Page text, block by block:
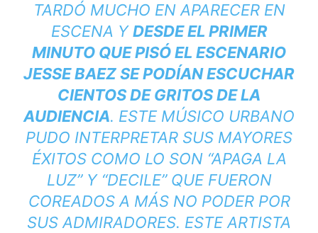
TARDÓ MUCHO EN APARECER EN
ESCENA YDESDE EL PRIMER
MINUTO QUE PISÓ EL ESCENARIO
JESSE BAEZ SE PODÍAN ESCUCHAR
CIENTOS DE GRITOS DE LA
AUDIENCIA. ESTE MÚSICO URBANO
PUDO INTERPRETAR SUS MAYORES
ÉXITOS COMO LO SON “APAGA LA
LUZ” Y “DECILE” QUE FUERON
COREADOS A MÁS NO PODER POR
SUS ADMIRADORES. ESTE ARTISTA